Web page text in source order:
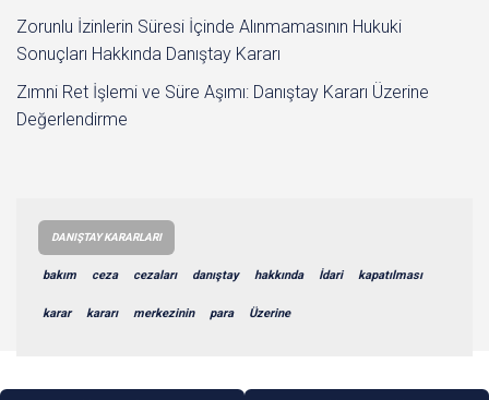
Zorunlu İzinlerin Süresi İçinde Alınmamasının Hukuki
Sonuçları Hakkında Danıştay Kararı
Zımni Ret İşlemi ve Süre Aşımı: Danıştay Kararı Üzerine
Değerlendirme
DANIŞTAY KARARLARI
bakım ceza cezaları danıştay hakkında İdari kapatılması
karar kararı merkezinin para Üzerine